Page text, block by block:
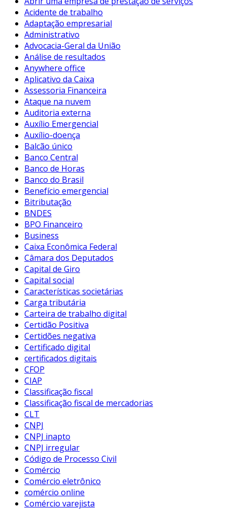
Acidente de trabalho
Adaptação empresarial
Administrativo
Advocacia-Geral da União
Análise de resultados
Anywhere office
Aplicativo da Caixa
Assessoria Financeira
Ataque na nuvem
Auditoria externa
Auxílio Emergencial
Auxílio-doença
Balcão único
Banco Central
Banco de Horas
Banco do Brasil
Benefício emergencial
Bitributação
BNDES
BPO Financeiro
Business
Caixa Econômica Federal
Câmara dos Deputados
Capital de Giro
Capital social
Características societárias
Carga tributária
Carteira de trabalho digital
Certidão Positiva
Certidões negativa
Certificado digital
certificados digitais
CFOP
CIAP
Classificação fiscal
Classificação fiscal de mercadorias
CLT
CNPJ
CNPJ inapto
CNPJ irregular
Código de Processo Civil
Comércio
Comércio eletrônico
comércio online
Comércio varejista